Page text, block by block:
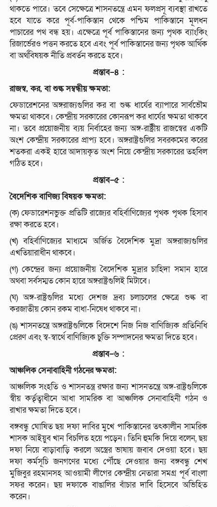
থাকতে পারে। তবে সেক্ষেত্রে শাসনতন্ত্রে এমন ফলপ্রসূ ব্যবস্থা রাখতে
হবে যাতে করে পূর্ব-পাকিস্তান থেকে পশ্চিম পাকিস্তানে মূলধন
পাচারের পথ বন্ধ হয়। এক্ষেত্রে পূর্ব পাকিস্তানের জন্য পৃথক ব্যাংকিং
রিজার্ভেরও পত্তন করতে হবে এবং পূর্ব পাকিস্তানের জন্য পৃথক আর্থিক
বা অর্থবিষয়ক নীতি প্রবর্তন করতে হবে।
প্রস্তাব–৪ :
রাজস্ব,কর,বাশুল্কসম্বন্ধীয়ক্ষমতা:
ফেডারেশনের অঙ্গরাজ্যগুলির কর বা শুল্ক ধার্যের ব্যাপারে সার্বভৌম
ক্ষমতা থাকবে। কেন্দ্রীয় সরকারের কোনরূপ কর ধার্যের ক্ষমতা থাকবে
না। তবে প্রয়োজনীয় ব্যয় নির্বাহের জন্য অঙ্গ-রাষ্ট্রীয় রাজস্বের একটি
অংশ কেন্দ্রীয় সরকারের প্রাপ্য হবে। অঙ্গরাষ্ট্রগুলির সবরকমের করের
শতকরা একই হারে আদায়কৃত অংশ নিয়ে কেন্দ্রীয় সরকারের তহবিল
গঠিত হবে।
প্রস্তাব–৫:
বৈদেশিকবাণিজ্যবিষয়কক্ষমতা:
(ক) ফেডারেশনভুক্ত প্রতিটি রাজ্যের বহির্বাণিজ্যের পৃথক পৃথক হিসাব
রক্ষা করতে হবে।
(খ) বহির্বাণিজ্যের মাধ্যমে অর্জিত বৈদেশিক মুদ্রা অঙ্গরাজ্যগুলির
এখতিয়ারাধীন থাকবে।
(গ) কেন্দ্রের জন্য প্রয়োজনীয় বৈদেশিক মুদ্রার চাহিদা সমান হারে
অথবা সর্বসম্মত কোন হারে অঙ্গরাষ্ট্রগুলিই মিটাবে।
(ঘ) অঙ্গ-রাষ্ট্রগুলির মধ্যে দেশজ দ্রব্য চলাচলের ক্ষেত্রে শুল্ক বা
করজাতীয় কোন রকম বাধা-নিষেধ থাকবে না।
(ঙ) শাসনতন্ত্রে অঙ্গরাষ্ট্রগুলিকে বিদেশে নিজ নিজ বাণিজ্যিক প্রতিনিধি
প্রেরণ এবং স্ব-স্বার্থে বাণিজ্যিক চুক্তি সম্পাদনের ক্ষমতা দিতে হবে।
প্রস্তাব–৬ :
আঞ্চলিকসেনাবাহিনীগঠনেরক্ষমতা:
আঞ্চলিক সংহতি ও শাসনতন্ত্র রক্ষার জন্য শাসনতন্ত্রে অঙ্গ-রাষ্ট্রগুলিকে
স্বীয় কর্তৃত্বাধীনে আধা সামরিক বা আঞ্চলিক সেনাবাহিনী গঠন ও
রাখার ক্ষমতা দিতে হবে।
বঙ্গবন্ধু ঘোষিত ছয় দফা দাবির মুখে পাকিস্তানের তৎকালীন সামরিক
শাসক আইয়ুব খান বিচলিত হয়ে পড়েন। তিনি হুমকি দিয়ে বলেন, ছয়
দফা নিয়ে বাড়াবাড়ি করলে অস্ত্রের ভাষায় জবাব দেওয়া হবে। ছয়
দফা কর্মসূচি জনগণের মধ্যে পৌঁছে দেওয়ার জন্য বঙ্গবন্ধু শেখ
মুজিবুর রহমানসহ আওয়ামী লীগের কেন্দ্রীয় নেতারা সমগ্র পূর্ব বাংলা
সফর করেন। ছয় দফাকে বাঙালির বাঁচার দাবি হিসেবে অভিহিত
করেন।